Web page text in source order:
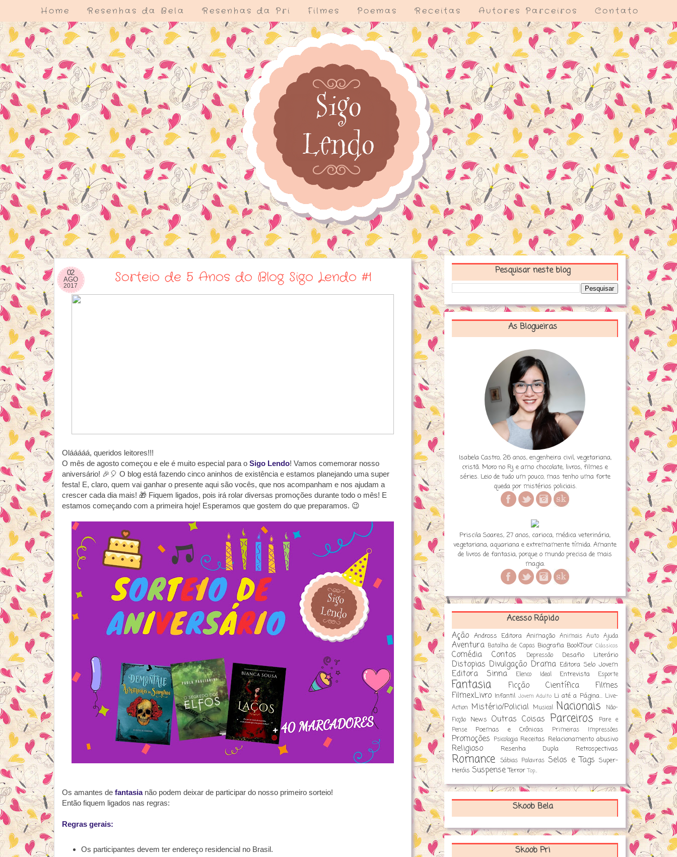
Home Resenhas da Bela Resenhas da Pri Filmes Poemas Receitas Autores Parceiros Contato
02
AGO
2017 Sorteio de 5 Anos do Blog Sigo Lendo #1
Olááááá, queridos leitores!!!
O mês de agosto começou e ele é muito especial para o Sigo Lendo! Vamos comemorar nosso
aniversário! 🎉🎈 O blog está fazendo cinco aninhos de existência e estamos planejando uma super
festa! E, claro, quem vai ganhar o presente aqui são vocês, que nos acompanham e nos ajudam a
crescer cada dia mais! 🎁 Fiquem ligados, pois irá rolar diversas promoções durante todo o mês! E
estamos começando com a primeira hoje! Esperamos que gostem do que preparamos. 😉
Os amantes de fantasianão podem deixar de participar do nosso primeiro sorteio!
Então fiquem ligados nas regras:
Regras gerais:
Os participantes devem ter endereço residencial no Brasil.
Pesquisar neste blog
As Blogueiras
Isabela Castro, 26 anos, engenheira civil, vegetariana,
cristã. Moro no Rj e amo chocolate, livros, filmes e
séries. Leio de tudo um pouco, mas tenho uma forte
queda por mistérios policiais.
Priscila Soares, 27 anos, carioca, médica veterinária,
vegetariana, aquariana e extremamente tímida. Amante
de livros de fantasia, porque o mundo precisa de mais
magia.
Acesso Rápido
Ação Andross Editora Animação Animais Auto Ajuda
Aventura Batalha de Capas Biografia BookTour Clássicos
Comédia Contos Depressão Desafio Literário
Distopias Divulgação Drama Editora Selo Jovem
Editora Sinna Elenco Ideal Entrevista Esporte
Fantasia Ficção Científica
Filmes
FilmexLivro Infantil Jovem Adulto Li até a Página... Live-
Action Mistério/Policial Musical Nacionais
Não-
Ficção News Outras Coisas Parceiros
Pare e
Pense
Poemas e Crônicas Primeiras Impressões
Promoções Psicologia Receitas Relacionamento abusivo
Religioso Resenha Dupla Retrospectivas
Romance Sábias Palavras Selos e Tags Super-
Heróis Suspense Terror Top...
Skoob Bela
Skoob Pri